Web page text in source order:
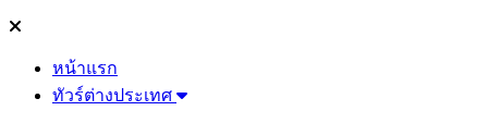
หน้าแรก
ทัวร์ต่างประเทศ